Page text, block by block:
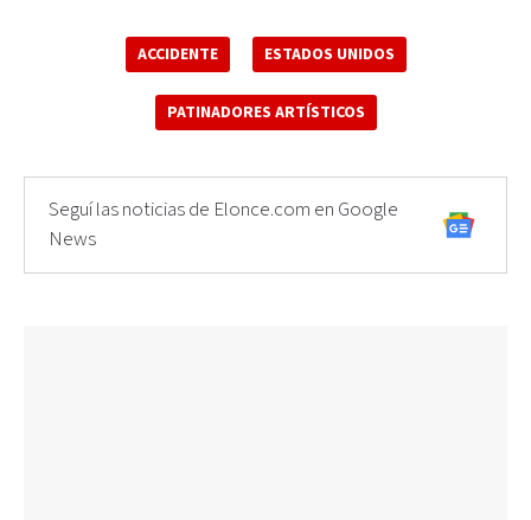
ACCIDENTE ESTADOS UNIDOS
PATINADORES ARTÍSTICOS
Seguí las noticias de Elonce.com en Google
News